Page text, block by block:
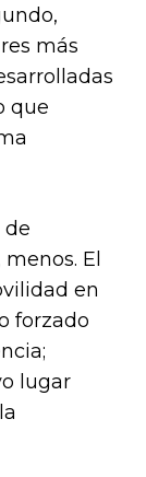
más
que
de
El
en
forzado
lugar